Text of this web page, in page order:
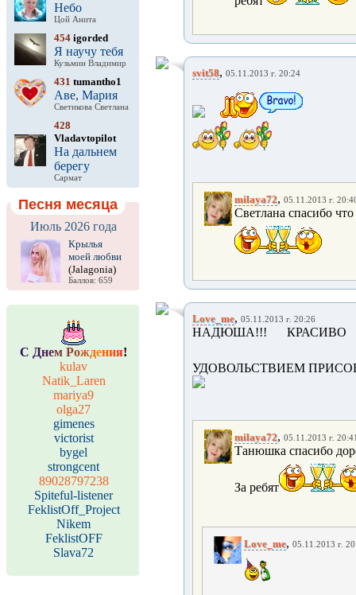
Небо
Цой Анита
454 igorded
Я научу тебя
Кузьмин Владимир
431 tumantho1
Аве, Мария
Светикова Светлана
428
Vladavtopilot
На дальнем
берегу
Сармат
Песня месяца
Июль 2026 года
Крылья
моей любви
(Jalagonia)
Баллов: 659
С Днем Рождения!
kulav
Natik_Laren
mariya9
olga27
gimenes
victorist
bygel
strongcent
89028797238
Spiteful-listener
FeklistOff_Project
Nikem
FeklistOFF
Slava72
svit58, 05.11.2013 г. 20:24
milaya72, 05.11.2013 г.
Светлана спасибо
Love_me, 05.11.2013 г. 20:26
НАДЮША!!!
УДОВОЛЬСТВИЕМ
milaya72, 05.11.2013 г.
Танюшка спасибо
За ребят
Love_me, 05.11.2013 г.